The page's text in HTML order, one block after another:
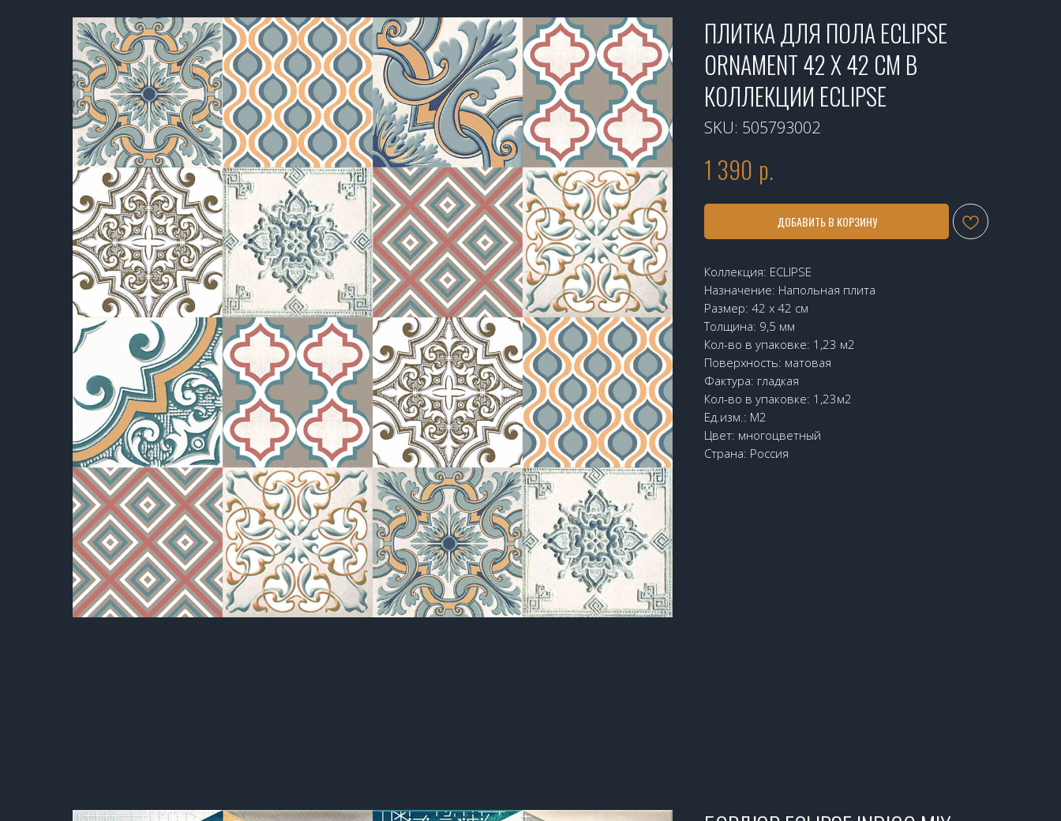
ПЛИТКА ДЛЯ ПОЛА ECLIPSE
ORNAMENT 42 Х 42 СМ В
КОЛЛЕКЦИИ ECLIPSE
SKU: 505793002
1 390 р.
ДОБАВИТЬ В КОРЗИНУ
Коллекция: ECLIPSE
Назначение: Напольная плита
Размер: 42 х 42 см
Толщина: 9,5 мм
Кол-во в упаковке: 1,23 м2
Поверхность: матовая
Фактура: гладкая
Кол-во в упаковке: 1,23м2
Ед.изм.: М2
Цвет: многоцветный
Страна: Россия